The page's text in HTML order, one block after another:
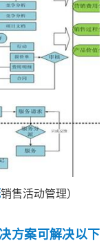
销售活动管理）
方案可解决以下